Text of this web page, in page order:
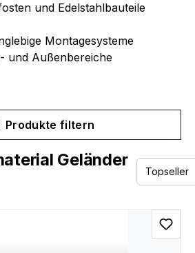
und Edelstahlbauteile
Montagesysteme
und Außenbereiche
Produkte filtern
Geländer